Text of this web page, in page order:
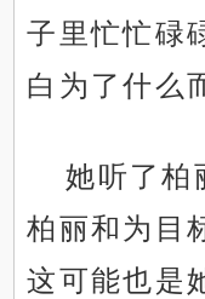
子里忙忙碌
白为了什么
她听了柏
柏丽和为
这可能也是